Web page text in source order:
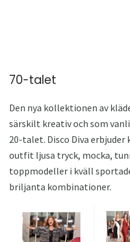
70-talet
Den nya kollektionen av
särskilt kreativ och som
20-talet. Disco Diva
outfit ljusa tryck, mocka,
toppmodeller i kväll
briljanta kombinationer.